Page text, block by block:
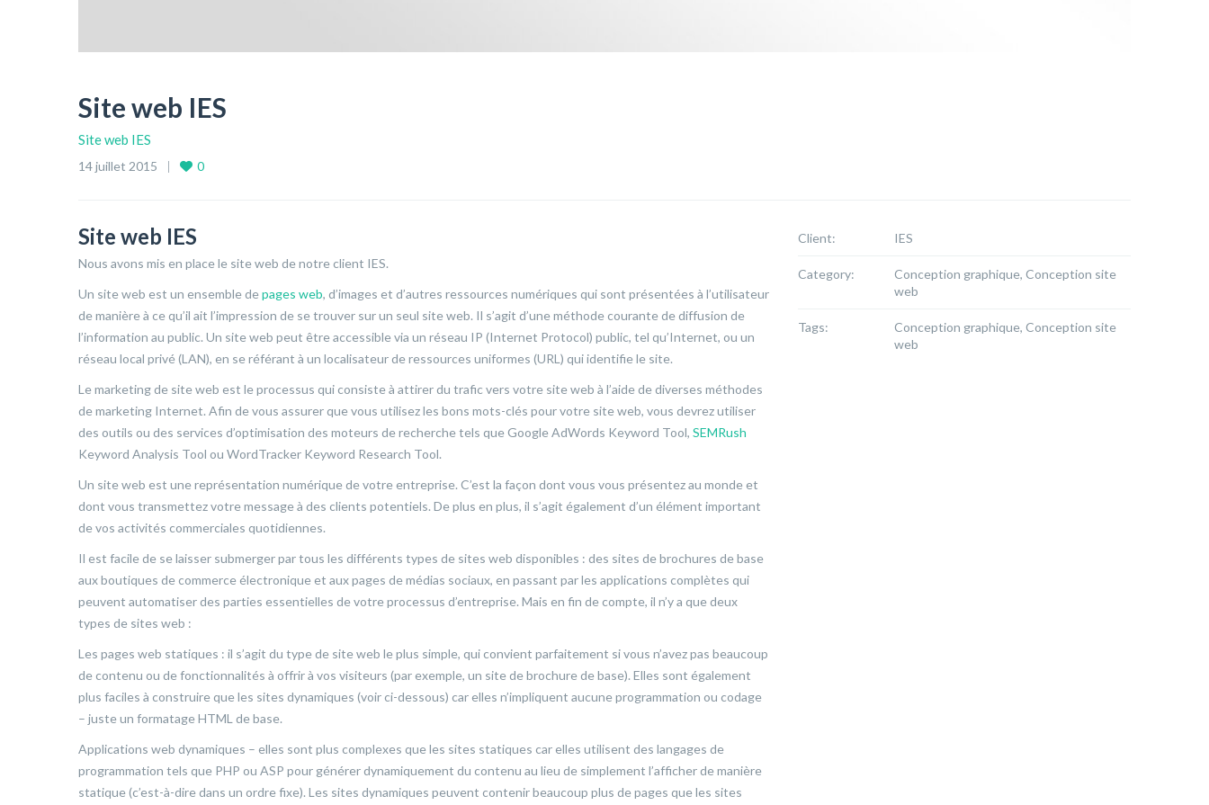
Site web IES
Site web IES
14 juillet 2015 0
Site web IES
Nous avons mis en place le site web de notre client IES.
Un site web est un ensemble depages web, d’images et d’autres ressources numériques qui sont présentées à l’utilisateur
de manière à ce qu’il ait l’impression de se trouver sur un seul site web. Il s’agit d’une méthode courante de diffusion de
l’information au public. Un site web peut être accessible via un réseau IP (Internet Protocol) public, tel qu’Internet, ou un
réseau local privé (LAN), en se référant à un localisateur de ressources uniformes (URL) qui identifie le site.
Le marketing de site web est le processus qui consiste à attirer du trafic vers votre site web à l’aide de diverses méthodes
de marketing Internet. Afin de vous assurer que vous utilisez les bons mots-clés pour votre site web, vous devrez utiliser
des outils ou des services d’optimisation des moteurs de recherche tels que Google AdWords Keyword Tool, SEMRush
Keyword Analysis Tool ou WordTracker Keyword Research Tool.
Un site web est une représentation numérique de votre entreprise. C’est la façon dont vous vous présentez au monde et
dont vous transmettez votre message à des clients potentiels. De plus en plus, il s’agit également d’un élément important
de vos activités commerciales quotidiennes.
Il est facile de se laisser submerger par tous les différents types de sites web disponibles : des sites de brochures de base
aux boutiques de commerce électronique et aux pages de médias sociaux, en passant par les applications complètes qui
peuvent automatiser des parties essentielles de votre processus d’entreprise. Mais en fin de compte, il n’y a que deux
types de sites web :
Les pages web statiques : il s’agit du type de site web le plus simple, qui convient parfaitement si vous n’avez pas beaucoup
de contenu ou de fonctionnalités à offrir à vos visiteurs (par exemple, un site de brochure de base). Elles sont également
plus faciles à construire que les sites dynamiques (voir ci-dessous) car elles n’impliquent aucune programmation ou codage
– juste un formatage HTML de base.
Applications web dynamiques – elles sont plus complexes que les sites statiques car elles utilisent des langages de
programmation tels que PHP ou ASP pour générer dynamiquement du contenu au lieu de simplement l’afficher de manière
statique (c’est-à-dire dans un ordre fixe). Les sites dynamiques peuvent contenir beaucoup plus de pages que les sites
Client: IES
Category:
Conception graphique, Conception site
web
Tags:
Conception graphique, Conception site
web